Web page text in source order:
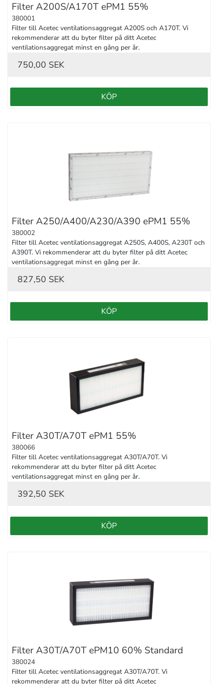
Filter A200S/A170T ePM1 55%
380001
Filter till Acetec ventilationsaggregat A200S och A170T. Vi
rekommenderar att du byter filter på ditt Acetec
ventilationsaggregat minst en gång per år.
750,00 SEK
KÖP
Filter A250/A400/A230/A390 ePM1 55%
380002
Filter till Acetec ventilationsaggregat A250S, A400S, A230T och
A390T. Vi rekommenderar att du byter filter på ditt Acetec
ventilationsaggregat minst en gång per år.
827,50 SEK
KÖP
Filter A30T/A70T ePM1 55%
380066
Filter till Acetec ventilationsaggregat A30T/A70T. Vi
rekommenderar att du byter filter på ditt Acetec
ventilationsaggregat minst en gång per år.
392,50 SEK
KÖP
Filter A30T/A70T ePM10 60% Standard
380024
Filter till Acetec ventilationsaggregat A30T/A70T. Vi
rekommenderar att du byter filter på ditt Acetec